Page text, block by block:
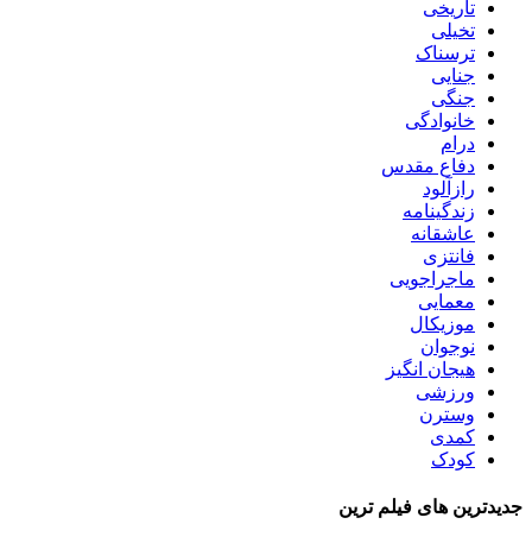
تاریخی
تخیلی
ترسناک
جنایی
جنگی
خانوادگی
درام
دفاع مقدس
رازآلود
زندگینامه
عاشقانه
فانتزی
ماجراجویی
معمایی
موزیکال
نوجوان
هیجان انگیز
ورزشی
وسترن
کمدی
کودک
جدیدترین های فیلم ترین